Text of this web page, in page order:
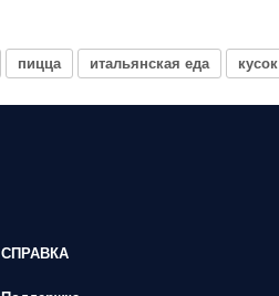
пицца итальянская еда кусок
СПРАВКА